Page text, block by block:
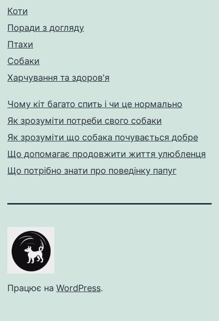
Коти
Поради з догляду
Птахи
Собаки
Харчування та здоров'я
Чому кіт багато спить і чи це нормально
Як зрозуміти потреби свого собаки
Як зрозуміти що собака почувається добре
Що допомагає продовжити життя улюбленця
Що потрібно знати про поведінку папуг
Працює на WordPress.